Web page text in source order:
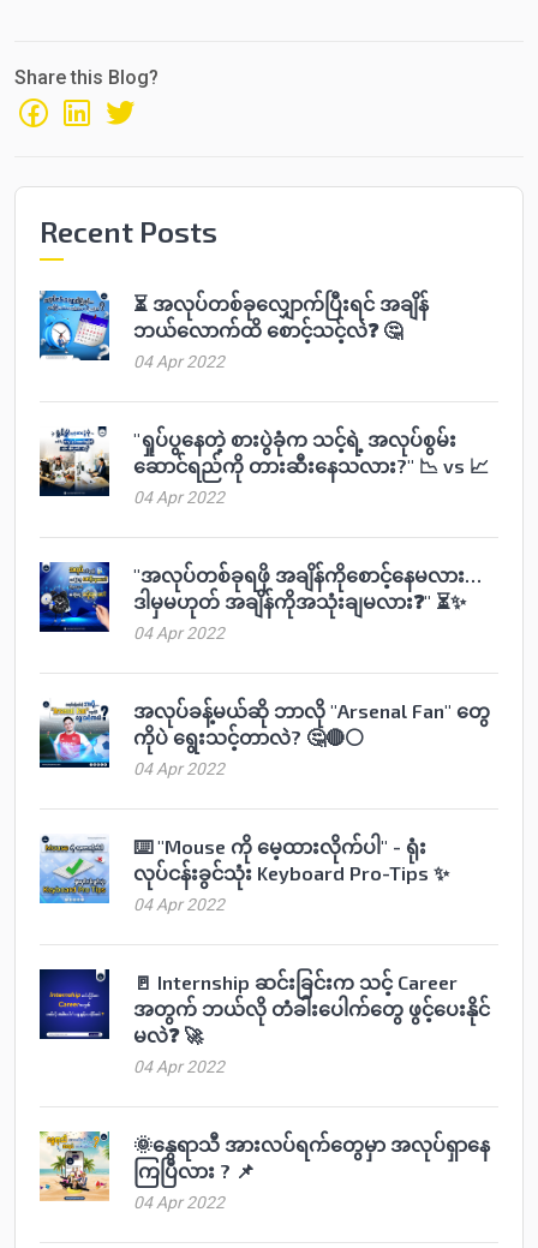
Share this Blog?
Recent Posts
⏳ အလုပ်တစ်ခုလျှောက်ပြီးရင် အချိန်
ဘယ်လောက်ထိ စောင့်သင့်လဲ❓ 🤔
04 Apr 2022
"ရှုပ်ပွနေတဲ့ စားပွဲခုံက သင့်ရဲ့ အလုပ်စွမ်း
ဆောင်ရည်ကို တားဆီးနေသလား?" 📉 vs 📈
04 Apr 2022
"အလုပ်တစ်ခုရဖို အချိန်ကိုစောင့်နေမလား…
ဒါမှမဟုတ် အချိန်ကိုအသုံးချမလား❓" ⏳✨
04 Apr 2022
အလုပ်ခန့်မယ်ဆို ဘာလို "Arsenal Fan" တွေ
ကိုပဲ ရွေးသင့်တာလဲ? 🤔🔴⚪️
04 Apr 2022
⌨️ "Mouse ကို မေ့ထားလိုက်ပါ" - ရုံး
လုပ်ငန်းခွင်သုံး Keyboard Pro-Tips ✨
04 Apr 2022
🚪 Internship ဆင်းခြင်းက သင့် Career
အတွက် ဘယ်လို တံခါးပေါက်တွေ ဖွင့်ပေးနိုင်
မလဲ❓ 🚀
04 Apr 2022
🌞နွေရာသီ အားလပ်ရက်တွေမှာ အလုပ်ရှာနေ
ကြပြီလား ? 📌
04 Apr 2022